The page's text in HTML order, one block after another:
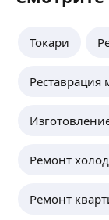
Токари
Реставрация
Ремонт
Ремонт